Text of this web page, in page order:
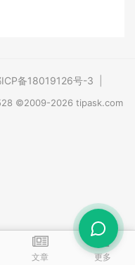
文章 更多
备18019126号-3
©2009-2026 tipask.com